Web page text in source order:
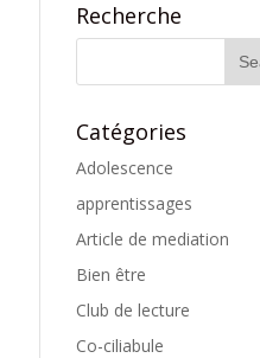
Recherche
Catégories
Adolescence
apprentissages
Article de mediation
Bien être
Club de lecture
Co-ciliabule